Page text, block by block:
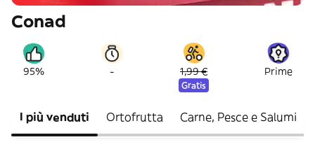
Conad
95% - 1,99 €
Gratis
Prime
I più venduti Ortofrutta Carne, Pesce e Salumi